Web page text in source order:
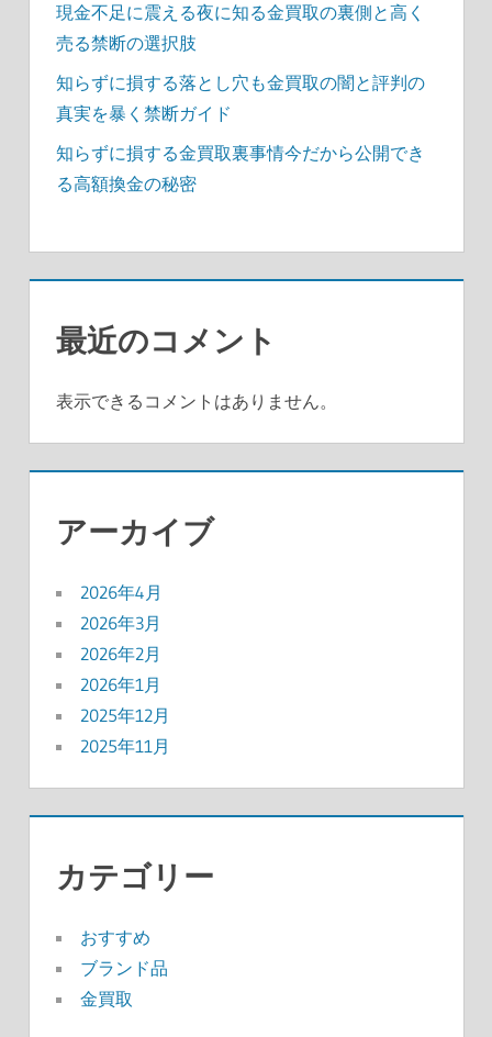
現金不足に震える夜に知る金買取の裏側と高く
売る禁断の選択肢
知らずに損する落とし穴も金買取の闇と評判の
真実を暴く禁断ガイド
知らずに損する金買取裏事情今だから公開でき
る高額換金の秘密
最近のコメント
表示できるコメントはありません。
アーカイブ
2026年4月
2026年3月
2026年2月
2026年1月
2025年12月
2025年11月
カテゴリー
おすすめ
ブランド品
金買取